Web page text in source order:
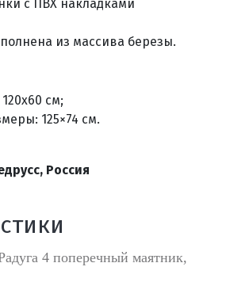
с ПВХ накладками
из массива березы.
см;
125×74 см.
Россия
4 поперечный маятник,